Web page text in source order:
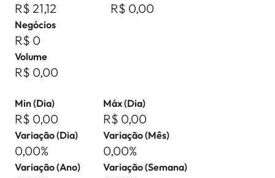
R$ 21,12 R$ 0,00
Negócios
R$ 0
Volume
R$ 0,00
Min (Dia)
R$ 0,00
Máx (Dia)
R$ 0,00
Variação (Dia)
0,00%
Variação (Mês)
0,00%
Variação (Ano) Variação (Semana)